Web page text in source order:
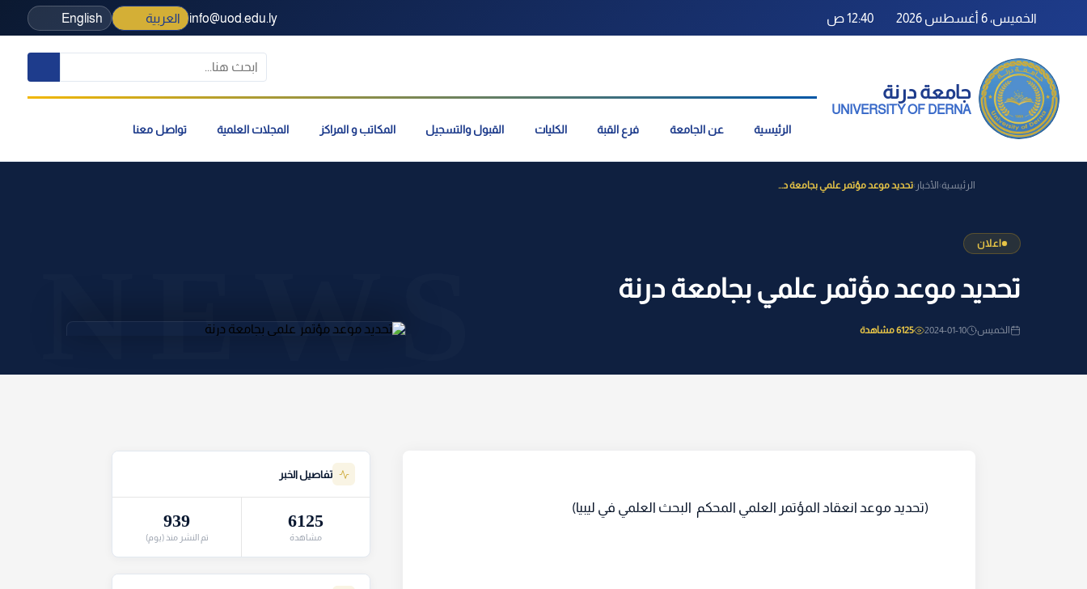
الخميس، 6 أغسطس 2026 12:40 ص info@uod.edu.ly العربية English
جامعة درنة
UNIVERSITY OF DERNA
الرئيسية عن الجامعة فرع القبة الكليات القبول والتسجيل المكاتب و المراكز المجلات العلمية تواصل معنا
الرئيسية› الأخبار ›تحديد موعد مؤتمر علمي بجامعة د...
اعلان
تحديد موعد مؤتمر علمي بجامعة درنة
الخميس 2024-01-10 6125 مشاهدة
(تحديد موعد انعقاد المؤتمر العلمي المحكم البحث العلمي في ليبيا)
تفاصيل الخبر
6125
مشاهدة
939
تم النشر منذ (يوم)